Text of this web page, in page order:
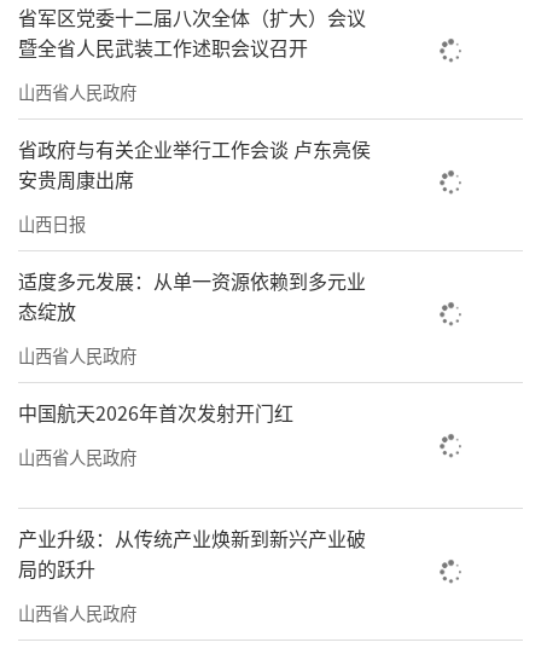
省军区党委十二届八次全体（扩大）会议
暨全省人民武装工作述职会议召开
山西省人民政府
省政府与有关企业举行工作会谈 卢东亮侯
安贵周康出席
山西日报
适度多元发展：从单一资源依赖到多元业
态绽放
山西省人民政府
中国航天2026年首次发射开门红
山西省人民政府
产业升级：从传统产业焕新到新兴产业破
局的跃升
山西省人民政府